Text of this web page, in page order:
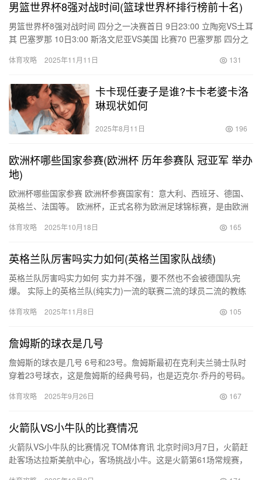
男篮世界杯8强对战时间(篮球世界杯排行榜前十名)
男篮世界杯8强对战时间 四分之一决赛首日 9日23:00 立陶宛VS土耳
其 巴塞罗那 10日3:00 斯洛文尼亚VS美国 比赛70 巴塞罗那 四分之
体育攻略 2025年11月11日 131
卡卡现任妻子是谁?卡卡老婆卡洛
琳现状如何
2025年8月11日 196
欧洲杯哪些国家参赛(欧洲杯 历年参赛队 冠亚军 举办
地)
欧洲杯哪些国家参赛 欧洲杯参赛国家有：意大利、西班牙、德国、
英格兰、法国等。 欧洲杯，正式名称为欧洲足球锦标赛，是由欧洲
赛…
体育攻略 2025年10月18日 165
英格兰队厉害吗实力如何(英格兰国家队战绩)
英格兰队厉害吗实力如何 实力并不强，要不然也不会被德国队完
爆。 实际上的英格兰队(纯实力)一流的联赛二流的球员二流的教练
体育攻略 2025年11月8日 105
詹姆斯的球衣是几号
詹姆斯的球衣是几号 6号和23号。詹姆斯最初在克利夫兰骑士队时
穿着23号球衣，这是詹姆斯的经典号码，也是迈克尔·乔丹的号码。
体育攻略 2025年9月26日 167
火箭队VS小牛队的比赛情况
火箭队VS小牛队的比赛情况 TOM体育讯 北京时间3月7日，火箭赶
赴客场达拉斯美航中心，客场挑战小牛。这是火箭第61场常规赛，